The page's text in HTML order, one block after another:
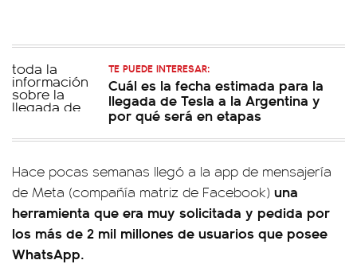
TE PUEDE INTERESAR:
Cuál es la fecha estimada para la
llegada de Tesla a la Argentina y
por qué será en etapas
Hace pocas semanas llegó a la app de mensajería
de Meta (compañía matriz de Facebook) una
herramienta que era muy solicitada y pedida por
los más de 2 mil millones de usuarios que posee
WhatsApp.